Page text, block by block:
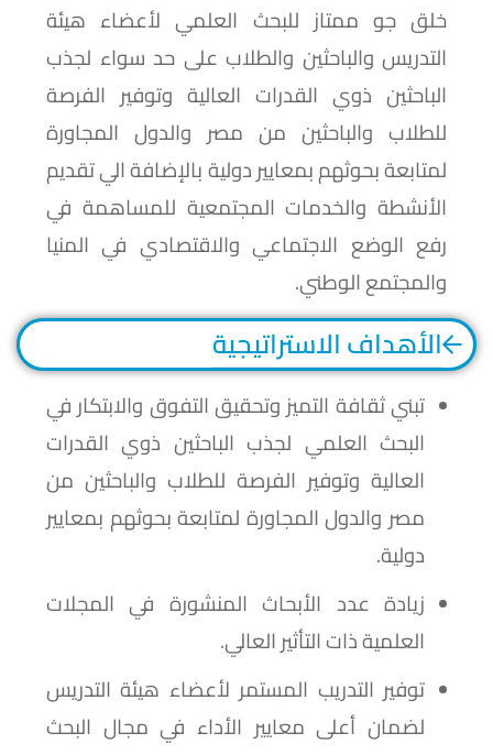
خلق جو ممتاز للبحث العلمي لأعضاء هيئة
التدريس والباحثين والطلاب على حد سواء لجذب
الباحثين ذوي القدرات العالية وتوفير الفرصة
للطلاب والباحثين من مصر والدول المجاورة
لمتابعة بحوثهم بمعايير دولية بالإضافة الي تقديم
الأنشطة والخدمات المجتمعية للمساهمة في
رفع الوضع الاجتماعي والاقتصادي في المنيا
والمجتمع الوطني.
الأهداف الاستراتيجية
تبني ثقافة التميز وتحقيق التفوق والابتكار في
البحث العلمي لجذب الباحثين ذوي القدرات
العالية وتوفير الفرصة للطلاب والباحثين من
مصر والدول المجاورة لمتابعة بحوثهم بمعايير
دولية.
زيادة عدد الأبحاث المنشورة في المجلات
العلمية ذات التأثير العالي.
توفير التدريب المستمر لأعضاء هيئة التدريس
لضمان أعلى معايير الأداء في مجال البحث